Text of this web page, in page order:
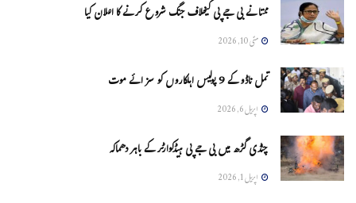
ممتا نے بی جے پی کیخلاف جنگ شروع کرنے کا اعلان کیا
مئی 10, 2026
تمل ناڈو کے 9 پولیس اہلکاروں کو سزائے موت
اپریل 6, 2026
چنڈی گڑھ میں بی جے پی ہیڈکوارٹر کے باہر دھماکہ
اپریل 1, 2026